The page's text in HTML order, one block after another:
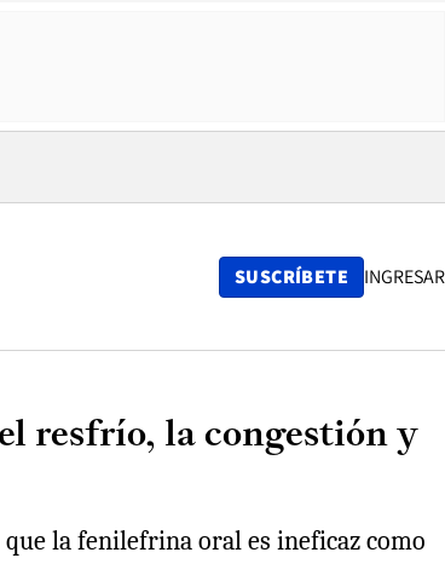
SUSCRÍBETE INGRESAR
resfrío, la congestión y
la fenilefrina oral es ineficaz como